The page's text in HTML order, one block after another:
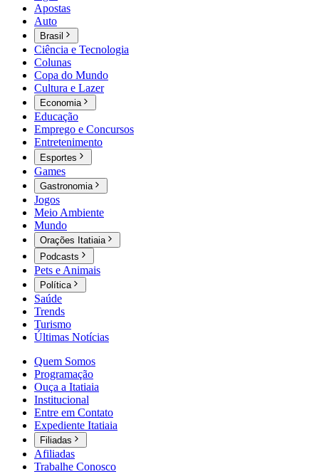
Apostas
Auto
Brasil
Ciência e Tecnologia
Colunas
Copa do Mundo
Cultura e Lazer
Economia
Educação
Emprego e Concursos
Entretenimento
Esportes
Games
Gastronomia
Jogos
Meio Ambiente
Mundo
Orações Itatiaia
Podcasts
Pets e Animais
Política
Saúde
Trends
Turismo
Últimas Notícias
Quem Somos
Programação
Ouça a Itatiaia
Institucional
Entre em Contato
Expediente Itatiaia
Filiadas
Afiliadas
Trabalhe Conosco